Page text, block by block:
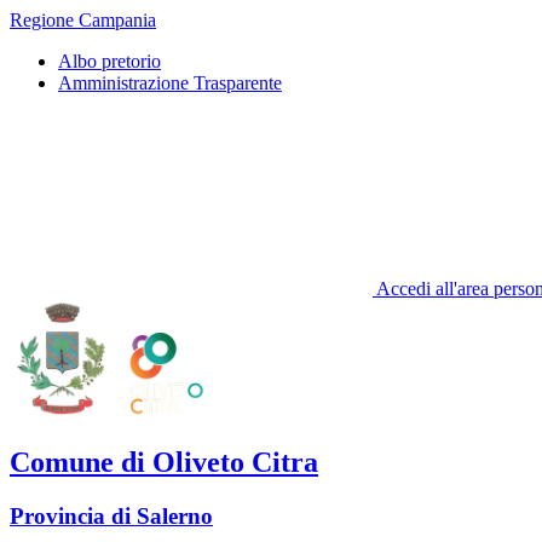
Regione Campania
Albo pretorio
Amministrazione Trasparente
Accedi all'area
Comune di Oliveto Citra
Provincia di Salerno